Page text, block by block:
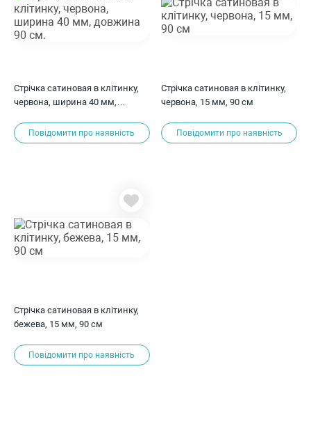
Стрічка сатиновая в клітинку,
червона, ширина 40 мм,
Повідомити про наявність
Стрічка сатиновая в клітинку,
червона, 15 мм, 90 см
Повідомити про наявність
Стрічка сатиновая в клітинку,
бежева, 15 мм, 90 см
Повідомити про наявність